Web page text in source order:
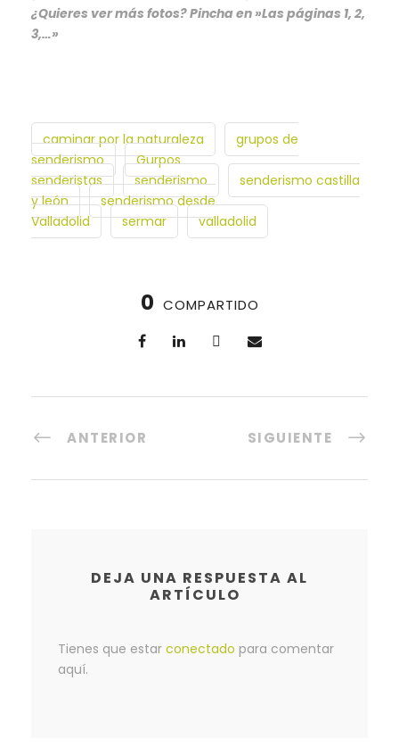
¿Quieres ver más fotos? Pincha en »Las páginas 1, 2,
3,…»
caminar por la naturaleza
grupos de
senderismo
Gurpos
senderistas
senderismo
senderismo castilla
y león
senderismo desde
Valladolid
sermar valladolid
0 COMPARTIDO
ANTERIOR SIGUIENTE
DEJA UNA RESPUESTA AL
ARTÍCULO
Tienes que estar conectado para comentar
aquí.